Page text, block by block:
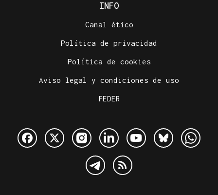
INFO
Canal ético
Política de privacidad
Política de cookies
Aviso legal y condiciones de uso
FEDER